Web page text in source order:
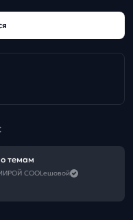
темам
с САМИРОЙ COOLешовой